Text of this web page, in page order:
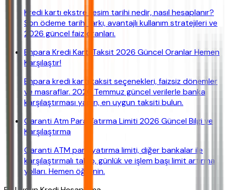
Kredi kartı ekstre kesim tarihi nedir, nasıl hesaplanır?
Son ödeme tarihi farkı, avantajlı kullanım stratejileri ve
2026 güncel faiz oranları.
Enpara Kredi Kartı Taksit 2026 Güncel Oranlar Hemen
Karşılaştır!
Enpara kredi kartı taksit seçenekleri, faizsiz dönemler
ve masraflar. 2026 Temmuz güncel verilerle banka
karşılaştırması yapın, en uygun taksiti bulun.
Garanti Atm Para Yatırma Limiti 2026 Güncel Bilgi ve
Karşılaştırma
Garanti ATM para yatırma limiti, diğer bankalar ile
karşılaştırmalı tablo, günlük ve işlem başı limit artırma
yolları. Hemen öğrenin.